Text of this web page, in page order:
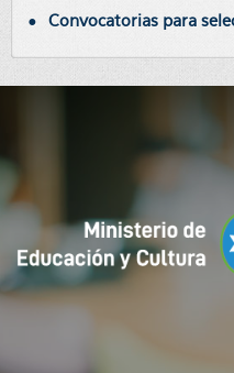
Convocatorias para